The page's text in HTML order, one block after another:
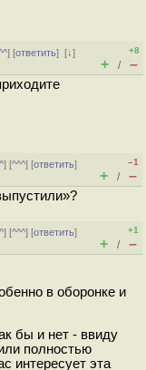
] [ответить][↓]
+8
+ / –
] [^^^] [ответить]
–1
+ / –
] [^^^] [ответить]
+1
+ / –
в оборонке и
бы и нет - ввиду
полностью
интересует эта